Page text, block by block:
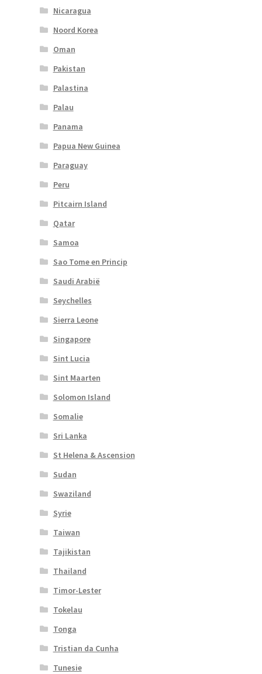
Nicaragua
Noord Korea
Oman
Pakistan
Palastina
Palau
Panama
Papua New Guinea
Paraguay
Peru
Pitcairn Island
Qatar
Samoa
Sao Tome en Princip
Saudi Arabië
Seychelles
Sierra Leone
Singapore
Sint Lucia
Sint Maarten
Solomon Island
Somalie
Sri Lanka
St Helena & Ascension
Sudan
Swaziland
Syrie
Taiwan
Tajikistan
Thailand
Timor-Lester
Tokelau
Tonga
Tristian da Cunha
Tunesie